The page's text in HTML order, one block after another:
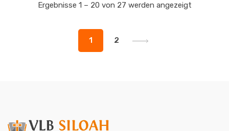
Ergebnisse 1 – 20 von 27 werden angezeigt
1 2